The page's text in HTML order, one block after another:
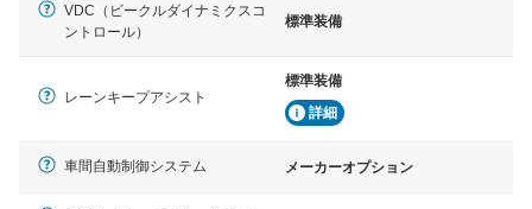
VDC（ビークルダイナミクスコ
ントロール）
標準装備
レーンキープアシスト
標準装備
詳細
車間自動制御システム メーカーオプション